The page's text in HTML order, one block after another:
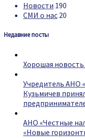
Новости 190
СМИ о нас 20
Недавние посты
Хорошая новость
Учредитель АНО
Кузьмичев
АНО «Честные
«Новые